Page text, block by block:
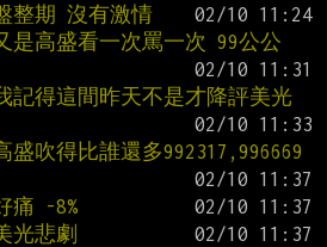
整期 沒有激情
是高盛看一次罵一次 99公公
記得這間昨天不是才降評美光
盛吹得比誰還多992317,996669
痛 -8%
光悲劇